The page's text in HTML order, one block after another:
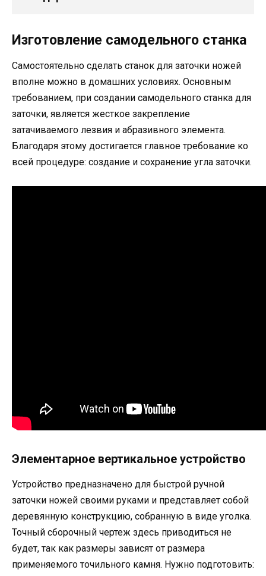
Изготовление самодельного станка
Самостоятельно сделать станок для заточки ножей
вполне можно в домашних условиях. Основным
требованием, при создании самодельного станка для
заточки, является жесткое закрепление
затачиваемого лезвия и абразивного элемента.
Благодаря этому достигается главное требование ко
всей процедуре: создание и сохранение угла заточки.
Элементарное вертикальное устройство
Устройство предназначено для быстрой ручной
заточки ножей своими руками и представляет собой
деревянную конструкцию, собранную в виде уголка.
Точный сборочный чертеж здесь приводиться не
будет, так как размеры зависят от размера
применяемого точильного камня. Нужно подготовить: